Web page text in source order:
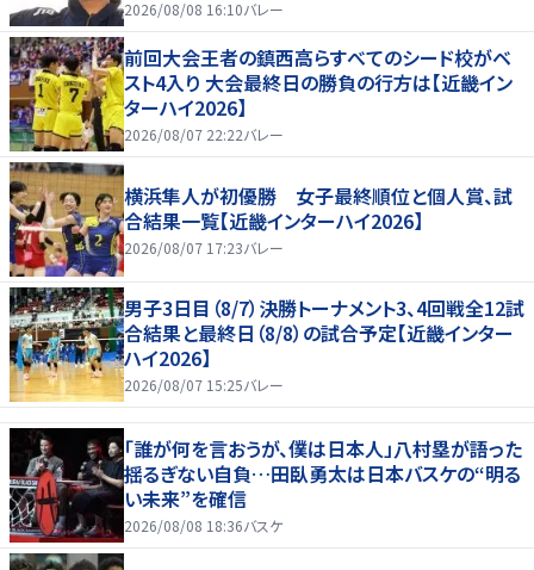
2026/08/08 16:10バレー
前回大会王者の鎮西高らすべてのシード校がベ
スト4入り 大会最終日の勝負の行方は【近畿イン
ターハイ2026】
2026/08/07 22:22バレー
横浜隼人が初優勝 女子最終順位と個人賞、試
合結果一覧【近畿インターハイ2026】
2026/08/07 17:23バレー
男子3日目（8/7）決勝トーナメント3、4回戦全12試
合結果と最終日（8/8）の試合予定【近畿インター
ハイ2026】
2026/08/07 15:25バレー
「誰が何を言おうが、僕は日本人」八村塁が語った
揺るぎない自負…田臥勇太は日本バスケの“明る
い未来”を確信
2026/08/08 18:36バスケ